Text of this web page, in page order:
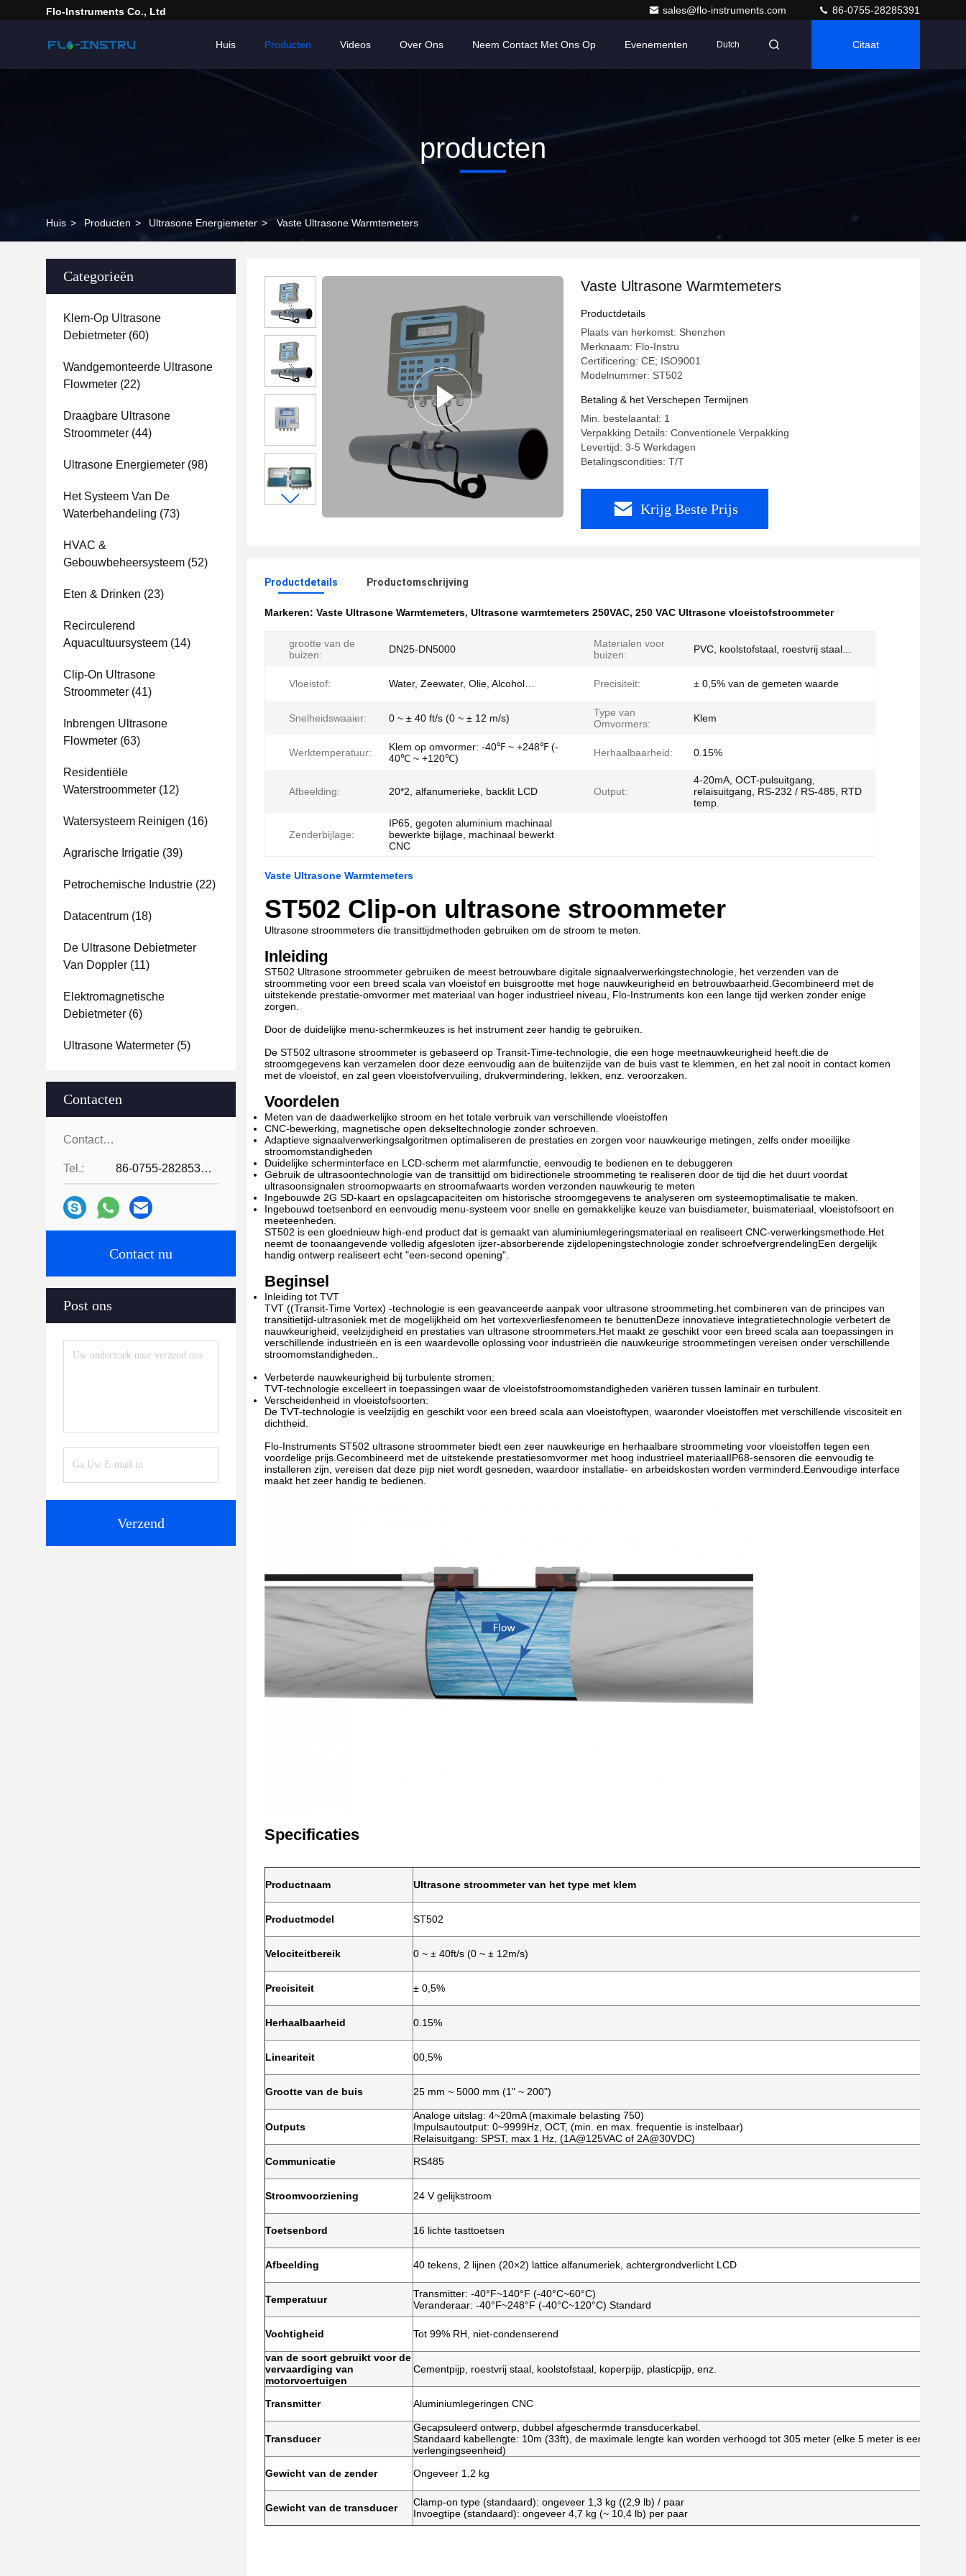
Flo-Instruments Co., Ltd sales@flo-instruments.com 86-0755-28285391
Huis Producten Videos Over Ons Neem Contact Met Ons Op Evenementen Dutch Citaat
producten
Huis > Producten > Ultrasone Energiemeter > Vaste Ultrasone Warmtemeters
Categorieën
Klem-Op Ultrasone
Debietmeter (60)
Wandgemonteerde Ultrasone
Flowmeter (22)
Draagbare Ultrasone
Stroommeter (44)
Ultrasone Energiemeter (98)
Het Systeem Van De
Waterbehandeling (73)
HVAC &
Gebouwbeheersysteem (52)
Eten & Drinken (23)
Recirculerend
Aquacultuursysteem (14)
Clip-On Ultrasone
Stroommeter (41)
Inbrengen Ultrasone
Flowmeter (63)
Residentiële
Waterstroommeter (12)
Watersysteem Reinigen (16)
Agrarische Irrigatie (39)
Petrochemische Industrie (22)
Datacentrum (18)
De Ultrasone Debietmeter
Van Doppler (11)
Elektromagnetische
Debietmeter (6)
Ultrasone Watermeter (5)
Contacten
Contacten:
Tel.: 86-0755-28285391
Contact nu
Post ons
Verzend
Vaste Ultrasone Warmtemeters
Productdetails
Plaats van herkomst: Shenzhen
Merknaam: Flo-Instru
Certificering: CE; ISO9001
Modelnummer: ST502
Betaling & het Verschepen Termijnen
Min. bestelaantal: 1
Verpakking Details: Conventionele Verpakking
Levertijd: 3-5 Werkdagen
Betalingscondities: T/T
Krijg Beste Prijs
Productdetails Productomschrijving
Markeren: Vaste Ultrasone Warmtemeters, Ultrasone warmtemeters 250VAC, 250 VAC Ultrasone vloeistofstroommeter
grootte van de
buizen:
DN25-DN5000
Materialen voor
buizen:
PVC, koolstofstaal, roestvrij staal...
Vloeistof: Water, Zeewater, Olie, Alcohol… Precisiteit: ± 0,5% van de gemeten waarde
Snelheidswaaier: 0 ~ ± 40 ft/s (0 ~ ± 12 m/s)
Type van
Omvormers:
Klem
Werktemperatuur:
Klem op omvormer: -40℉ ~ +248℉ (-
40℃ ~ +120℃)
Herhaalbaarheid: 0.15%
Afbeelding: 20*2, alfanumerieke, backlit LCD Output:
4-20mA, OCT-pulsuitgang,
relaisuitgang, RS-232 / RS-485, RTD
temp.
Zenderbijlage:
IP65, gegoten aluminium machinaal
bewerkte bijlage, machinaal bewerkt
CNC
Vaste Ultrasone Warmtemeters
ST502 Clip-on ultrasone stroommeter
Ultrasone stroommeters die transittijdmethoden gebruiken om de stroom te meten.
Inleiding
ST502 Ultrasone stroommeter gebruiken de meest betrouwbare digitale signaalverwerkingstechnologie, het verzenden van de
stroommeting voor een breed scala van vloeistof en buisgrootte met hoge nauwkeurigheid en betrouwbaarheid.Gecombineerd met de
uitstekende prestatie-omvormer met materiaal van hoger industrieel niveau, Flo-Instruments kon een lange tijd werken zonder enige
zorgen.
Door de duidelijke menu-schermkeuzes is het instrument zeer handig te gebruiken.
De ST502 ultrasone stroommeter is gebaseerd op Transit-Time-technologie, die een hoge meetnauwkeurigheid heeft.die de
stroomgegevens kan verzamelen door deze eenvoudig aan de buitenzijde van de buis vast te klemmen, en het zal nooit in contact komen
met de vloeistof, en zal geen vloeistofvervuiling, drukvermindering, lekken, enz. veroorzaken.
Voordelen
Meten van de daadwerkelijke stroom en het totale verbruik van verschillende vloeistoffen
CNC-bewerking, magnetische open dekseltechnologie zonder schroeven.
Adaptieve signaalverwerkingsalgoritmen optimaliseren de prestaties en zorgen voor nauwkeurige metingen, zelfs onder moeilijke
stroomomstandigheden
Duidelijke scherminterface en LCD-scherm met alarmfunctie, eenvoudig te bedienen en te debuggeren
Gebruik de ultrasoontechnologie van de transittijd om bidirectionele stroommeting te realiseren door de tijd die het duurt voordat
ultrasoonsignalen stroomopwaarts en stroomafwaarts worden verzonden nauwkeurig te meten
Ingebouwde 2G SD-kaart en opslagcapaciteiten om historische stroomgegevens te analyseren om systeemoptimalisatie te maken.
Ingebouwd toetsenbord en eenvoudig menu-systeem voor snelle en gemakkelijke keuze van buisdiameter, buismateriaal, vloeistofsoort en
meeteenheden.
ST502 is een gloednieuw high-end product dat is gemaakt van aluminiumlegeringsmateriaal en realiseert CNC-verwerkingsmethode.Het
neemt de toonaangevende volledig afgesloten ijzer-absorberende zijdelopeningstechnologie zonder schroefvergrendelingEen dergelijk
handig ontwerp realiseert echt "een-second opening".
Beginsel
Inleiding tot TVT
TVT ((Transit-Time Vortex) -technologie is een geavanceerde aanpak voor ultrasone stroommeting.het combineren van de principes van
transitietijd-ultrasoniek met de mogelijkheid om het vortexverliesfenomeen te benuttenDeze innovatieve integratietechnologie verbetert de
nauwkeurigheid, veelzijdigheid en prestaties van ultrasone stroommeters.Het maakt ze geschikt voor een breed scala aan toepassingen in
verschillende industrieën en is een waardevolle oplossing voor industrieën die nauwkeurige stroommetingen vereisen onder verschillende
stroomomstandigheden..
Verbeterde nauwkeurigheid bij turbulente stromen:
TVT-technologie excelleert in toepassingen waar de vloeistofstroomomstandigheden variëren tussen laminair en turbulent.
Verscheidenheid in vloeistofsoorten:
De TVT-technologie is veelzijdig en geschikt voor een breed scala aan vloeistoftypen, waaronder vloeistoffen met verschillende viscositeit en
dichtheid.
Flo-Instruments ST502 ultrasone stroommeter biedt een zeer nauwkeurige en herhaalbare stroommeting voor vloeistoffen tegen een
voordelige prijs.Gecombineerd met de uitstekende prestatiesomvormer met hoog industrieel materiaalIP68-sensoren die eenvoudig te
installeren zijn, vereisen dat deze pijp niet wordt gesneden, waardoor installatie- en arbeidskosten worden verminderd.Eenvoudige interface
maakt het zeer handig te bedienen.
Specificaties
Productnaam Ultrasone stroommeter van het type met klem
Productmodel ST502
Velociteitbereik 0 ~ ± 40ft/s (0 ~ ± 12m/s)
Precisiteit ± 0,5%
Herhaalbaarheid 0.15%
Lineariteit 00,5%
Grootte van de buis 25 mm ~ 5000 mm (1" ~ 200")
Outputs
Analoge uitslag: 4~20mA (maximale belasting 750)
Impulsautoutput: 0~9999Hz, OCT, (min. en max. frequentie is instelbaar)
Relaisuitgang: SPST, max 1 Hz, (1A@125VAC of 2A@30VDC)
Communicatie
RS485
Stroomvoorziening 24 V gelijkstroom
Toetsenbord 16 lichte tasttoetsen
Afbeelding 40 tekens, 2 lijnen (20×2) lattice alfanumeriek, achtergrondverlicht LCD
Temperatuur
Transmitter: -40°F~140°F (-40°C~60°C)
Veranderaar: -40°F~248°F (-40°C~120°C) Standard
Vochtigheid Tot 99% RH, niet-condenserend
van de soort gebruikt voor de
vervaardiging van
motorvoertuigen
Cementpijp, roestvrij staal, koolstofstaal, koperpijp, plasticpijp, enz.
Transmitter Aluminiumlegeringen CNC
Transducer
Gecapsuleerd ontwerp, dubbel afgeschermde transducerkabel.
Standaard kabellengte: 10m (33ft), de maximale lengte kan worden verhoogd tot 305 meter (elke 5 meter is een
verlengingseenheid)
Gewicht van de zender
Ongeveer 1,2 kg
Gewicht van de transducer
Clamp-on type (standaard): ongeveer 1,3 kg ((2,9 lb) / paar
Invoegtipe (standaard): ongeveer 4,7 kg (~ 10,4 lb) per paar